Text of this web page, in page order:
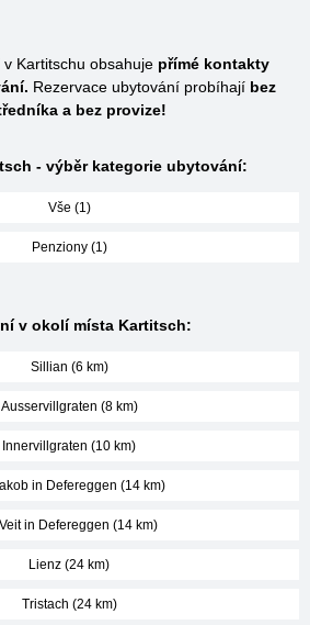
Kartitschu obsahuje přímé kontakty
Rezervace ubytování probíhají bez
a bez provize!
- výběr kategorie ubytování:
Vše (1)
Penziony (1)
v okolí místa Kartitsch:
Sillian (6 km)
Ausservillgraten (8 km)
Innervillgraten (10 km)
in Defereggen (14 km)
in Defereggen (14 km)
Lienz (24 km)
Tristach (24 km)